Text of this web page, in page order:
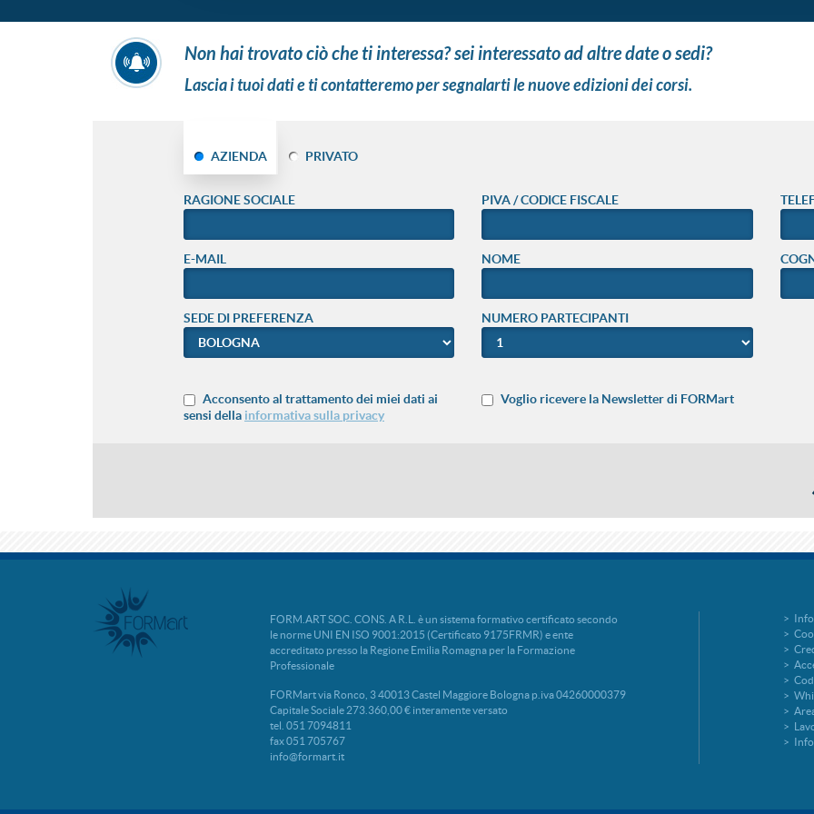
non hai trovato ciò che ti interessa? sei interessato ad altre date o sedi?
Lascia i tuoi dati e ti contatteremo per segnalarti le nuove edizioni dei corsi.
AZIENDA PRIVATO
RAGIONE SOCIALE PIVA / CODICE FISCALE
E-MAIL NOME
SEDE DI PREFERENZA NUMERO PARTECIPANTI
Acconsento al trattamento dei miei dati ai
sensi della informativa sulla privacy
Voglio ricevere la Newsletter di FORMart
FORM.ART SOC. CONS. A R.L. è un sistema formativo certificato secondo
le norme UNI EN ISO 9001:2015 (Certificato 9175FRMR) e ente
accreditato presso la Regione Emilia Romagna per la Formazione
Professionale
FORMart via Ronco, 3 40013 Castel Maggiore Bologna p.iva 04260000379
Capitale Sociale 273.360,00 € interamente versato
tel. 051 7094811
fax 051 705767
info@formart.it